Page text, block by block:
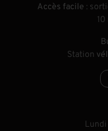
Accès facile :
Station
Lundi